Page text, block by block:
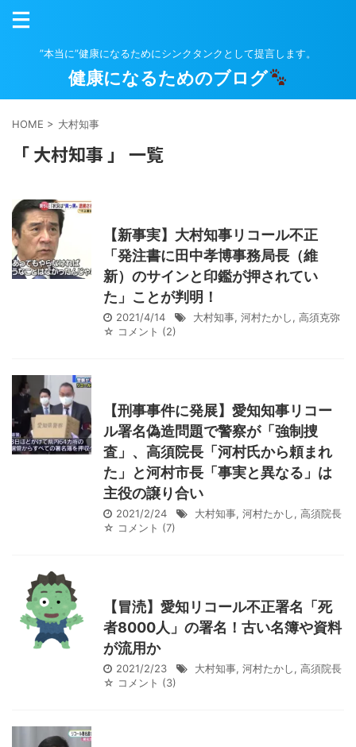
”本当に”健康になるためにシンクタンクとして提言します。
健康になるためのブログ
HOME > 大村知事
「 大村知事 」 一覧
【新事実】大村知事リコール不正
「発注書に田中孝博事務局長（維
新）のサインと印鑑が押されてい
た」ことが判明！
2021/4/14 大村知事, 河村たかし, 高須克弥
☆ コメント (2)
【刑事事件に発展】愛知知事リコー
ル署名偽造問題で警察が「強制捜
査」、高須院長「河村氏から頼まれ
た」と河村市長「事実と異なる」は
主役の譲り合い
2021/2/24 大村知事, 河村たかし, 高須院長
☆ コメント (7)
【冒涜】愛知リコール不正署名「死
者8000人」の署名！古い名簿や資料
が流用か
2021/2/23 大村知事, 河村たかし, 高須院長
☆ コメント (3)